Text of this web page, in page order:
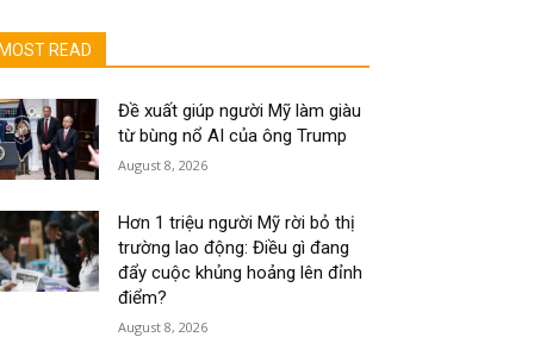
MOST READ
Đề xuất giúp người Mỹ làm giàu
từ bùng nổ AI của ông Trump
August 8, 2026
Hơn 1 triệu người Mỹ rời bỏ thị
trường lao động: Điều gì đang
đẩy cuộc khủng hoảng lên đỉnh
điểm?
August 8, 2026